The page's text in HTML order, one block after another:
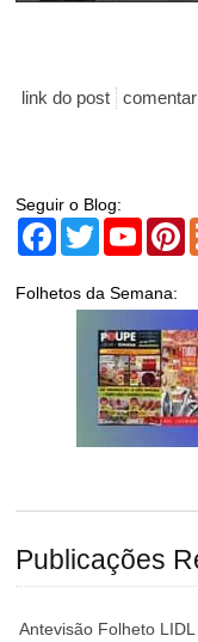
link do post comentar
Seguir o Blog:
Facebook
Twitter
Folhetos da Semana:
Publicações
Antevisão Folheto